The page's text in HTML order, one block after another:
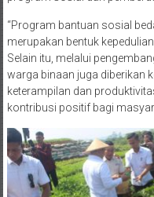
“Program bantuan sosial
merupakan bentuk
Selain itu, melalui
warga binaan juga diberikan
keterampilan dan
kontribusi positif bagi